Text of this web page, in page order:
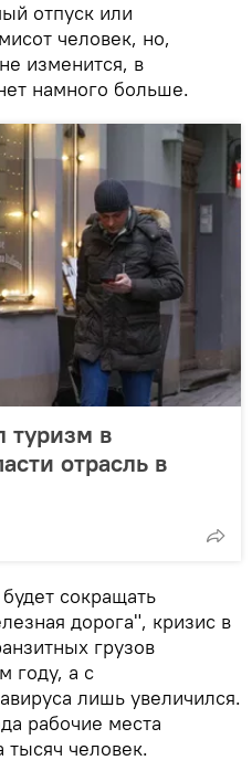
отпуск или
человек, но,
изменится, в
намного больше.
туризм в
отрасль в
сокращать
дорога", кризис в
грузов
году, а с
лишь увеличился.
рабочие места
тысяч человек.